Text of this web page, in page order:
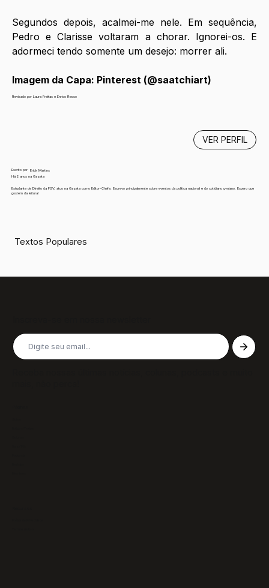
Segundos depois, acalmei-me nele. Em sequência,
Pedro e Clarisse voltaram a chorar. Ignorei-os. E
adormeci tendo somente um desejo: morrer ali.
Imagem da Capa: Pinterest (@saatchiart)
Revisado por Laura Freitas e Enrico Recco
Escrito por
Erick Martins
Há 2 anos na Gazeta
Estudante de Direito da FGV, atuo na Gazeta como Editor-Chefe. Escrevo principalmente sobre eventos da política nacional e do cotidiano gvniano. Espero que
gostem da leitura!
VER PERFIL
Textos Populares